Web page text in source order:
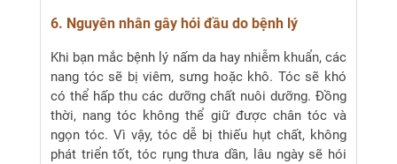
6. Nguyên nhân gây hói đầu do bệnh lý
Khi bạn mắc bệnh lý nấm da hay nhiễm khuẩn, các
nang tóc sẽ bị viêm, sưng hoặc khô. Tóc sẽ khó
có thể hấp thu các dưỡng chất nuôi dưỡng. Đồng
thời, nang tóc không thể giữ được chân tóc và
ngọn tóc. Vì vậy, tóc dễ bị thiếu hụt chất, không
phát triển tốt, tóc rụng thưa dần, lâu ngày sẽ hói